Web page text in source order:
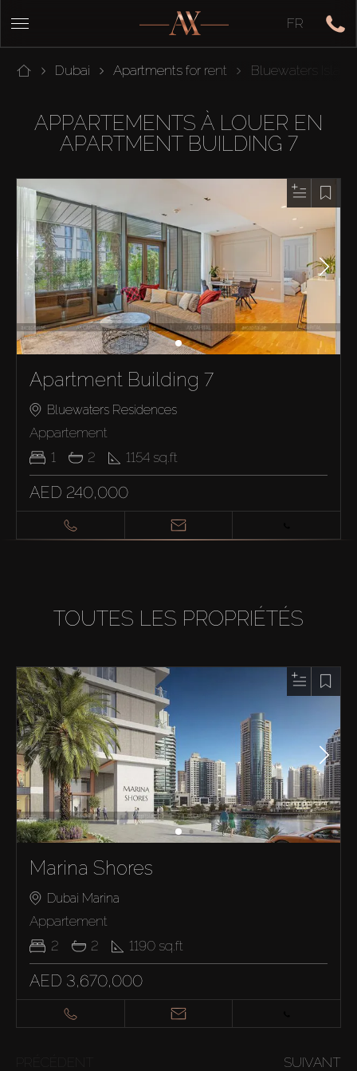
FR
Dubai Apartments for rent Bluewaters Island
APPARTEMENTS À LOUER EN
APARTMENT BUILDING 7
Apartment Building 7
Bluewaters Residences
Appartement
1
2 1154 sq.ft
AED 240,000
TOUTES LES PROPRIÉTÉS
Marina Shores
Dubai Marina
Appartement
2
2 1190 sq.ft
AED 3,670,000
SUIVANT